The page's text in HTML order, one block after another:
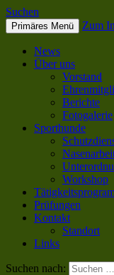
SC OG
Suchen
Primäres Menü Zum
News
Über uns
Vorstand
Berichte
Fotogalerie
Sporthunde
Workshop
Prüfungen
Kontakt
Standort
Links
Suchen nach: